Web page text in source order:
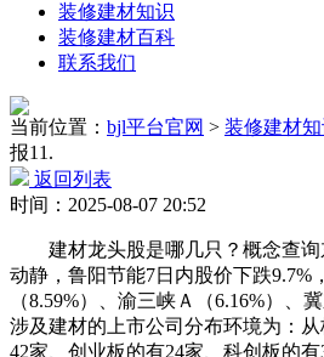
装修建材知识
装修建材百科
联系我们
当前位置： bjl平台官网 > 装修建材知
报11.
返回列表
时间：2025-08-07 20:52
建材龙头股是哪几只？概念查询
动静，鲁阳节能7日内股价下跌9.7%
（8.59%）、渝三峡Ａ（6.16%）、
涉及建材的上市公司分布环境为：
42家、创业板的有24家、科创板的有